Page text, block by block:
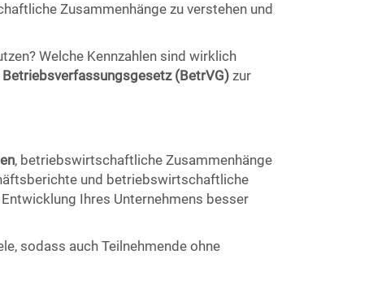
Zusammenhänge zu verstehen und
Welche Kennzahlen sind wirklich
Betriebsverfassungsgesetz (BetrVG) zur
, betriebswirtschaftliche Zusammenhänge
und betriebswirtschaftliche
Ihres Unternehmens besser
sodass auch Teilnehmende ohne